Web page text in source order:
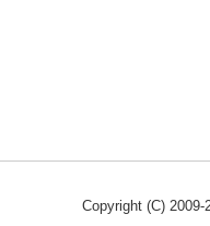
Copyright (C)